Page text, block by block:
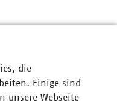
die
Einige sind
unsere Webseite